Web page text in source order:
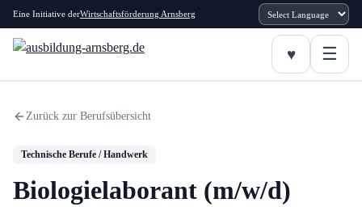
Eine Initiative derWirtschaftsförderung Arnsberg
Zurück zur Berufsübersicht
Technische Berufe / Handwerk
Biologielaborant (m/w/d)